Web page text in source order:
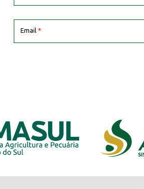
Email *